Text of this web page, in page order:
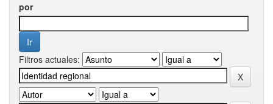
por
Filtros actuales: